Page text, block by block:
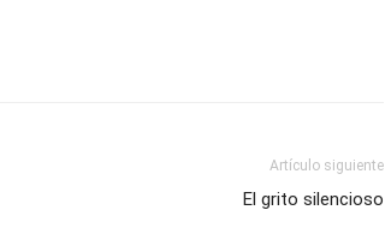
Artículo siguiente
El grito silencioso